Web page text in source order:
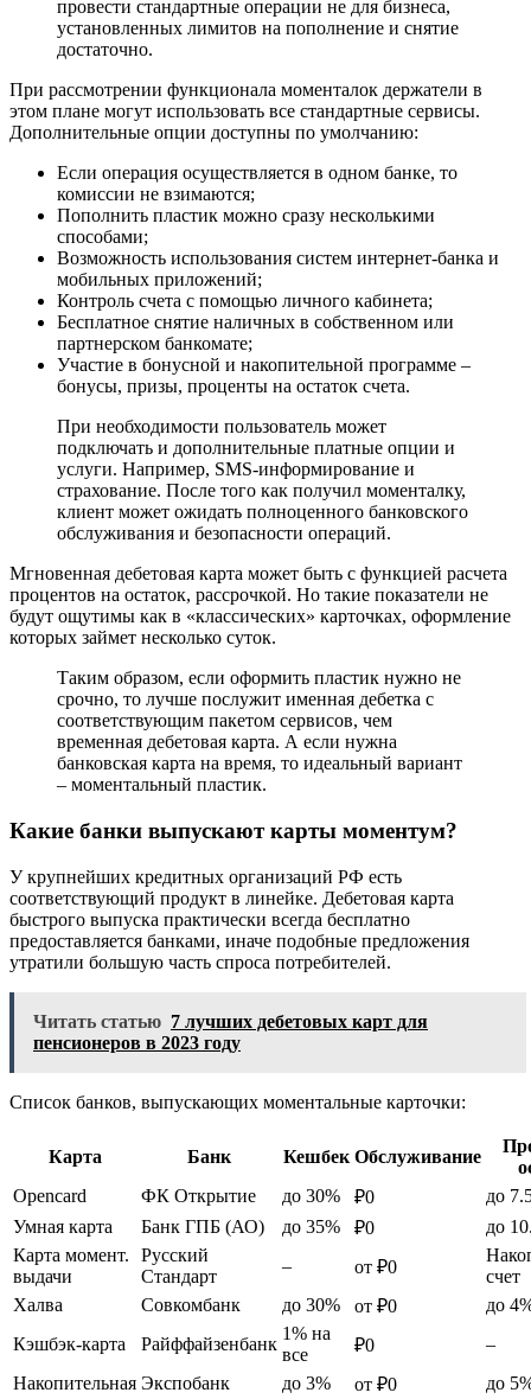
провести стандартные операции не для бизнеса,
установленных лимитов на пополнение и снятие
достаточно.
При рассмотрении функционала моменталок держатели в
этом плане могут использовать все стандартные сервисы.
Дополнительные опции доступны по умолчанию:
Если операция осуществляется в одном банке, то
комиссии не взимаются;
Пополнить пластик можно сразу несколькими
способами;
Возможность использования систем интернет-банка и
мобильных приложений;
Контроль счета с помощью личного кабинета;
Бесплатное снятие наличных в собственном или
партнерском банкомате;
Участие в бонусной и накопительной программе –
бонусы, призы, проценты на остаток счета.
При необходимости пользователь может
подключать и дополнительные платные опции и
услуги. Например, SMS-информирование и
страхование. После того как получил моменталку,
клиент может ожидать полноценного банковского
обслуживания и безопасности операций.
Мгновенная дебетовая карта может быть с функцией расчета
процентов на остаток, рассрочкой. Но такие показатели не
будут ощутимы как в «классических» карточках, оформление
которых займет несколько суток.
Таким образом, если оформить пластик нужно не
срочно, то лучше послужит именная дебетка с
соответствующим пакетом сервисов, чем
временная дебетовая карта. А если нужна
банковская карта на время, то идеальный вариант
– моментальный пластик.
Какие банки выпускают карты моментум?
У крупнейших кредитных организаций РФ есть
соответствующий продукт в линейке. Дебетовая карта
быстрого выпуска практически всегда бесплатно
предоставляется банками, иначе подобные предложения
утратили большую часть спроса потребителей.
Читать статью 7 лучших дебетовых карт для
пенсионеров в 2023 году
Список банков, выпускающих моментальные карточки:
Карта Банк Кешбек Обслуживание
Opencard
ФК Открытие до 30% ₽0
до
Умная карта
Банк ГПБ (АО) до 35% ₽0
до
Карта момент.
выдачи
Русский
Стандарт
– от ₽0
счет
Халва
Совкомбанк до 30% от ₽0
до
Кэшбэк-карта
Райффайзенбанк
1% на
все
₽0
–
Накопительная Экспобанк до 3% от ₽0
до